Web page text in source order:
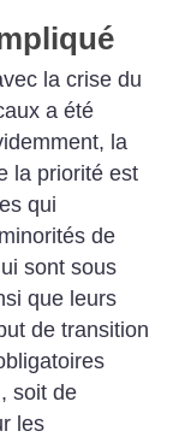
la crise du
a été
la
la priorité est
qui
de
sont sous
que leurs
de transition
soit de
les